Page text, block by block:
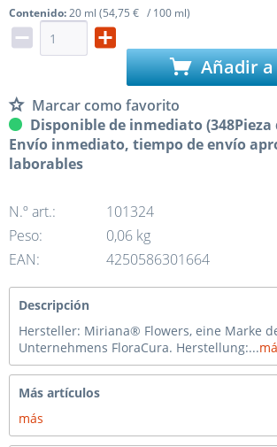
Contenido:20 ml (54,75 € / 100 ml)
Añadir a
Marcar como favorito
Disponible de inmediato
Envío inmediato, tiempo de envío
laborables
N.º art.:
101324
Peso:
0,06 kg
EAN:
4250586301664
Descripción
Hersteller: Miriana® Flowers, eine Marke
Unternehmens FloraCura. Herstellung:...
Más artículos
más